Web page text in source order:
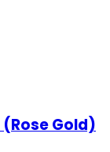
Gold)